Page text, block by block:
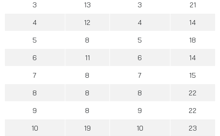
3 13 3 21
4 12 4 14
5 8 5 18
6 11 6 14
7 8 7 15
8 8 8 22
9 8 9 22
10 19 10 23